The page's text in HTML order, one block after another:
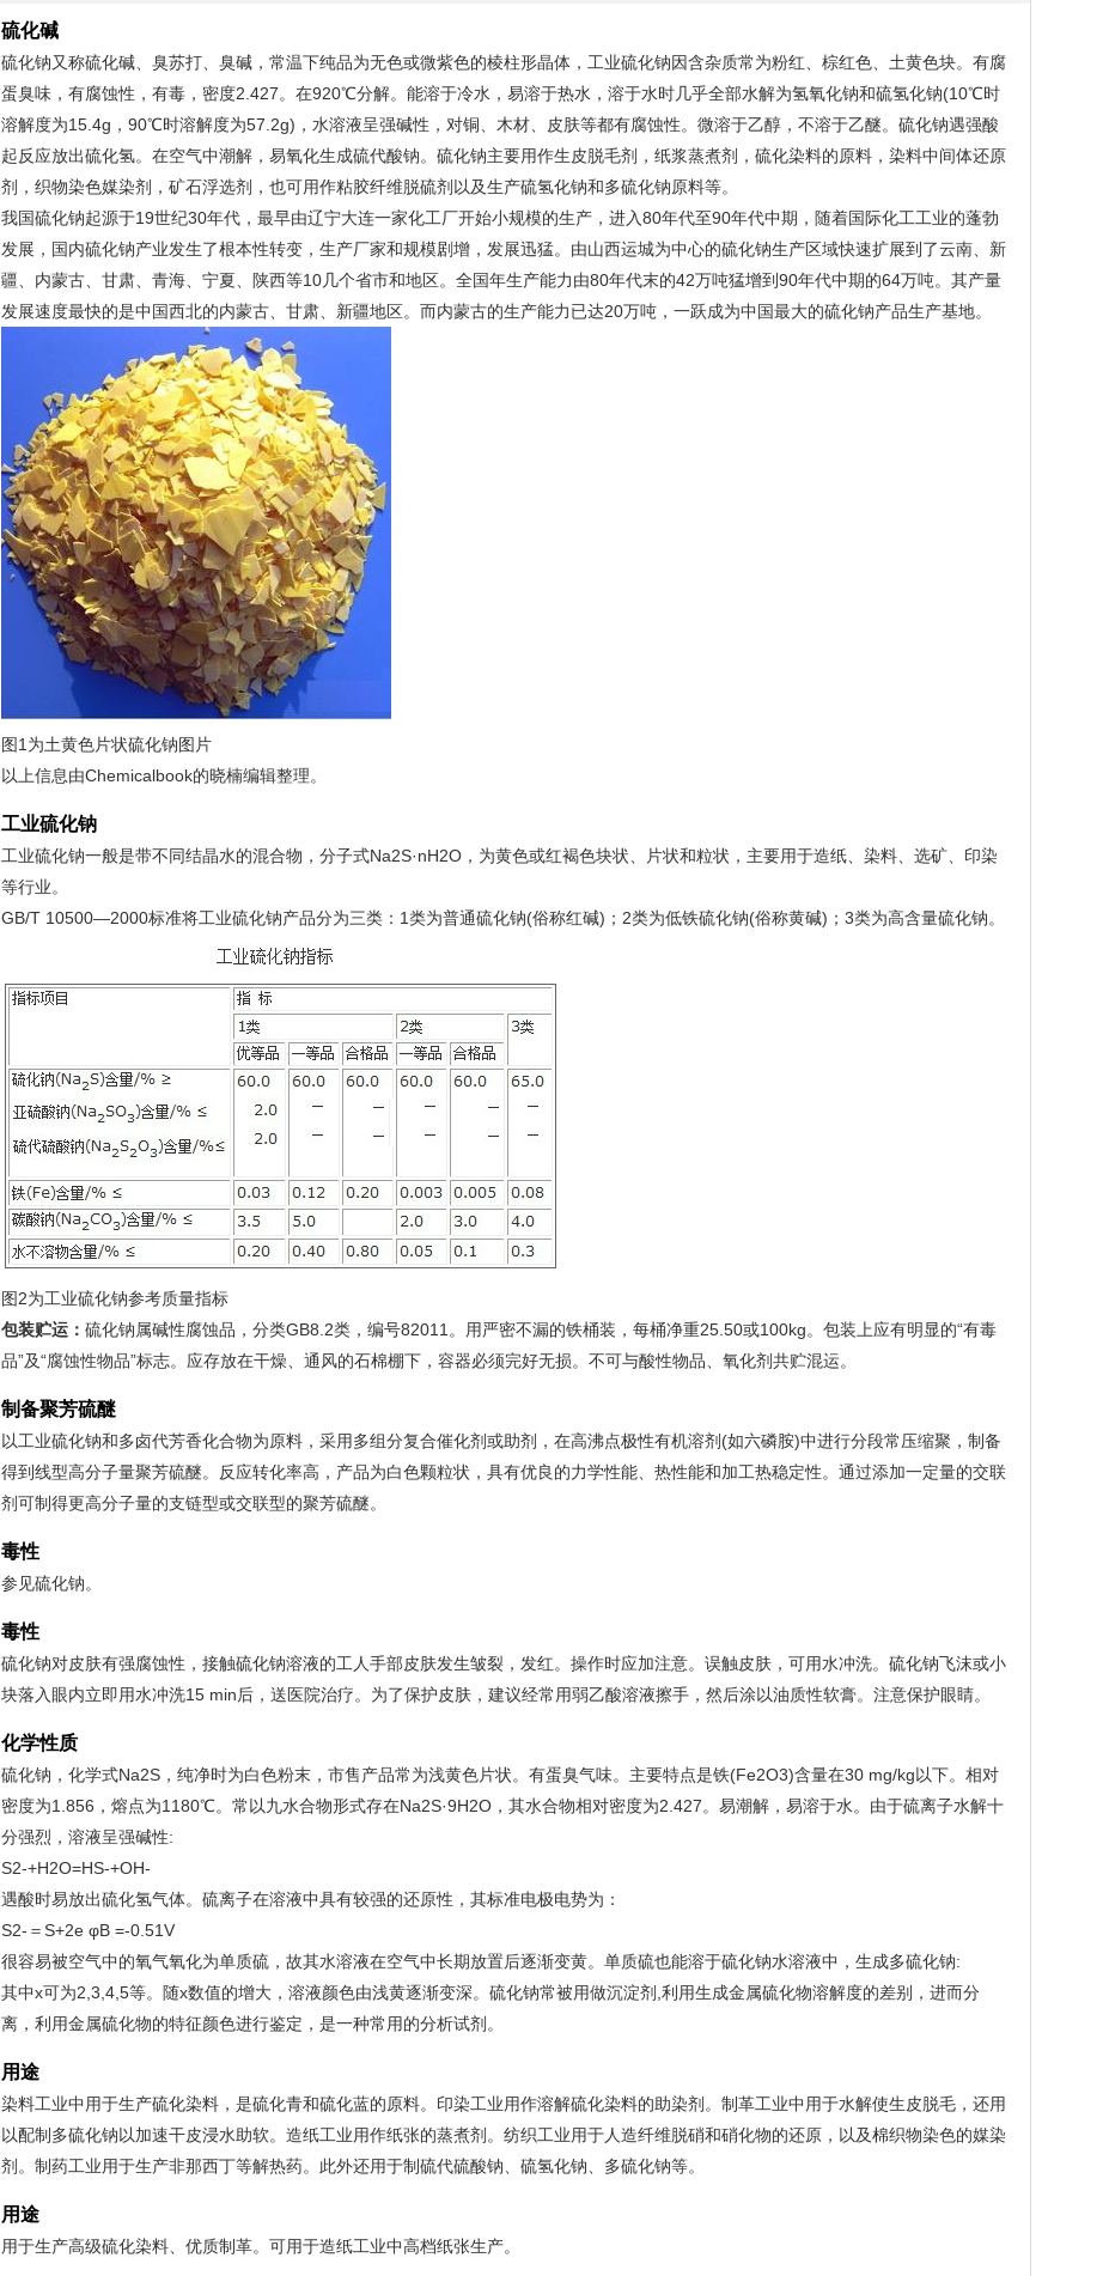
硫化碱
硫化钠又称硫化碱、臭苏打、臭碱，常温下纯品为无色或微紫色的棱柱形晶体，工业硫化钠因含杂质常为粉红、棕红色、土黄色块。有腐
蛋臭味，有腐蚀性，有毒，密度2.427。在920℃分解。能溶于冷水，易溶于热水，溶于水时几乎全部水解为氢氧化钠和硫氢化钠(10℃时
溶解度为15.4g，90℃时溶解度为57.2g)，水溶液呈强碱性，对铜、木材、皮肤等都有腐蚀性。微溶于乙醇，不溶于乙醚。硫化钠遇强酸
起反应放出硫化氢。在空气中潮解，易氧化生成硫代酸钠。硫化钠主要用作生皮脱毛剂，纸浆蒸煮剂，硫化染料的原料，染料中间体还原
剂，织物染色媒染剂，矿石浮选剂，也可用作粘胶纤维脱硫剂以及生产硫氢化钠和多硫化钠原料等。
我国硫化钠起源于19世纪30年代，最早由辽宁大连一家化工厂开始小规模的生产，进入80年代至90年代中期，随着国际化工工业的蓬勃
发展，国内硫化钠产业发生了根本性转变，生产厂家和规模剧增，发展迅猛。由山西运城为中心的硫化钠生产区域快速扩展到了云南、新
疆、内蒙古、甘肃、青海、宁夏、陕西等10几个省市和地区。全国年生产能力由80年代末的42万吨猛增到90年代中期的64万吨。其产量
发展速度最快的是中国西北的内蒙古、甘肃、新疆地区。而内蒙古的生产能力已达20万吨，一跃成为中国最大的硫化钠产品生产基地。
图1为土黄色片状硫化钠图片
以上信息由Chemicalbook的晓楠编辑整理。
工业硫化钠
工业硫化钠一般是带不同结晶水的混合物，分子式Na2S·nH2O，为黄色或红褐色块状、片状和粒状，主要用于造纸、染料、选矿、印染
等行业。
GB/T 10500—2000标准将工业硫化钠产品分为三类：1类为普通硫化钠(俗称红碱)；2类为低铁硫化钠(俗称黄碱)；3类为高含量硫化钠。
图2为工业硫化钠参考质量指标
包装贮运： 硫化钠属碱性腐蚀品，分类GB8.2类，编号82011。用严密不漏的铁桶装，每桶净重25.50或100kg。包装上应有明显的“有毒
品”及“腐蚀性物品”标志。应存放在干燥、通风的石棉棚下，容器必须完好无损。不可与酸性物品、氧化剂共贮混运。
制备聚芳硫醚
以工业硫化钠和多卤代芳香化合物为原料，采用多组分复合催化剂或助剂，在高沸点极性有机溶剂(如六磷胺)中进行分段常压缩聚，制备
得到线型高分子量聚芳硫醚。反应转化率高，产品为白色颗粒状，具有优良的力学性能、热性能和加工热稳定性。通过添加一定量的交联
剂可制得更高分子量的支链型或交联型的聚芳硫醚。
毒性
参见硫化钠。
毒性
硫化钠对皮肤有强腐蚀性，接触硫化钠溶液的工人手部皮肤发生皱裂，发红。操作时应加注意。误触皮肤，可用水冲洗。硫化钠飞沫或小
块落入眼内立即用水冲洗15 min后，送医院治疗。为了保护皮肤，建议经常用弱乙酸溶液擦手，然后涂以油质性软膏。注意保护眼睛。
化学性质
硫化钠，化学式Na2S，纯净时为白色粉末，市售产品常为浅黄色片状。有蛋臭气味。主要特点是铁(Fe2O3)含量在30 mg/kg以下。相对
密度为1.856，熔点为1180℃。常以九水合物形式存在Na2S·9H2O，其水合物相对密度为2.427。易潮解，易溶于水。由于硫离子水解十
分强烈，溶液呈强碱性:
S2-+H2O=HS-+OH-
遇酸时易放出硫化氢气体。硫离子在溶液中具有较强的还原性，其标准电极电势为：
S2-＝S+2e φB =-0.51V
很容易被空气中的氧气氧化为单质硫，故其水溶液在空气中长期放置后逐渐变黄。单质硫也能溶于硫化钠水溶液中，生成多硫化钠:
其中x可为2,3,4,5等。随x数值的增大，溶液颜色由浅黄逐渐变深。硫化钠常被用做沉淀剂,利用生成金属硫化物溶解度的差别，进而分
离，利用金属硫化物的特征颜色进行鉴定，是一种常用的分析试剂。
用途
染料工业中用于生产硫化染料，是硫化青和硫化蓝的原料。印染工业用作溶解硫化染料的助染剂。制革工业中用于水解使生皮脱毛，还用
以配制多硫化钠以加速干皮浸水助软。造纸工业用作纸张的蒸煮剂。纺织工业用于人造纤维脱硝和硝化物的还原，以及棉织物染色的媒染
剂。制药工业用于生产非那西丁等解热药。此外还用于制硫代硫酸钠、硫氢化钠、多硫化钠等。
用途
用于生产高级硫化染料、优质制革。可用于造纸工业中高档纸张生产。